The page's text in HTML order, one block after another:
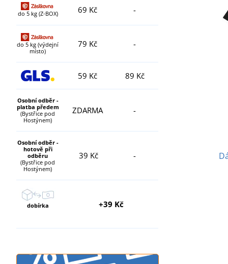
do 5 kg (Z-BOX) 69 Kč -
do 5 kg (výdejní
místo)
79 Kč -
59 Kč 89 Kč
Osobní odběr -
platba předem
(Bystřice pod
Hostýnem)
ZDARMA -
Osobní odběr -
hotově při
odběru
(Bystřice pod
Hostýnem)
39 Kč -
dobírka +39 Kč